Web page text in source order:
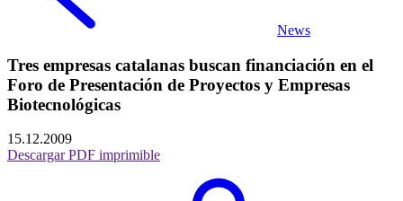
News
Tres empresas catalanas buscan financiación en el
Foro de Presentación de Proyectos y Empresas
Biotecnológicas
15.12.2009
Descargar PDF imprimible